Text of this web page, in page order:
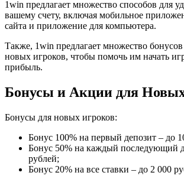
1win предлагает множество способов для
вашему счету, включая мобильное
сайта и приложение для компьютера.
Также, 1win предлагает множество
новых игроков, чтобы помочь им начать
прибыль.
Бонусы и Акции для
Бонусы для новых игроков:
Бонус 100% на первый депозит – до
Бонус 50% на каждый последующий
рублей;
Бонус 20% на все ставки – до 2 000